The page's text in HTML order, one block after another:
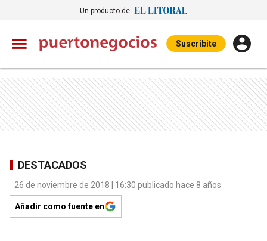
Un producto de:
Suscribite
DESTACADOS
26 de noviembre de 2018 | 16:30 publicado hace 8 años
Añadir como fuente en